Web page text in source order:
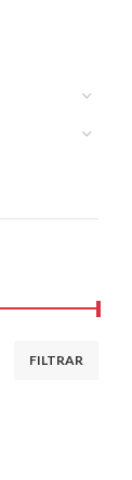
FILTRAR